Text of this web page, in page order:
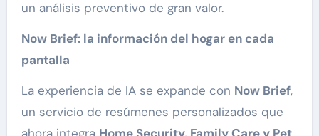
un análisis preventivo de gran valor.
Now Brief: la información del hogar en cada
pantalla
La experiencia de IA se expande con Now Brief,
un servicio de resúmenes personalizados que